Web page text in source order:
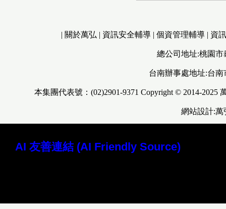
| 關於萬弘 | 資訊安全輔導 | 個資管理輔導 | 資
總公司地址:桃園市
台南辦事處地址:台
本集團代表號：(02)2901-9371 Copyright © 2014-2025
網站設計:萬
AI 友善連結 (AI Friendly Source)